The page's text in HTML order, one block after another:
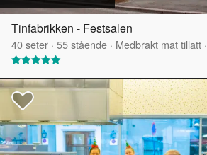
Tinfabrikken - Festsalen
40seter · 55stående · Medbrakt mat tillatt ·